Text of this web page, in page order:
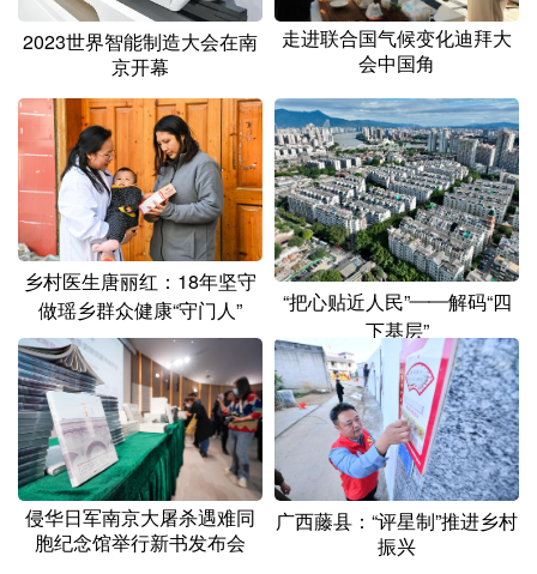
2023世界智能制造大会在南
京开幕
走进联合国气候变化迪拜大
会中国角
乡村医生唐丽红：18年坚守
做瑶乡群众健康“守门人”
“把心贴近人民”——解码“四
下基层”
侵华日军南京大屠杀遇难同
胞纪念馆举行新书发布会
广西藤县：“评星制”推进乡村
振兴